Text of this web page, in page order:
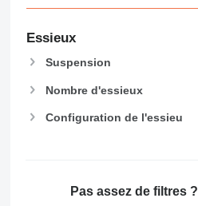
Essieux
Suspension
Nombre d'essieux
Configuration de l'essieu
Pas assez de filtres ?